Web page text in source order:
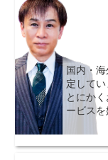
国内・
定してい
とにか
ービスを